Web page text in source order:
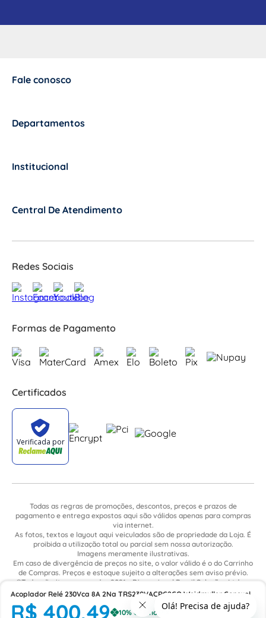
Acoplador Relé 230Vca 8A 2Na TRS230VACRC2CO Weidmuller Conexel
R$ 400,49
Fale conosco
Departamentos
Institucional
Central De Atendimento
Redes Sociais
Formas de Pagamento
Certificados
Todas as regras de promoções, descontos, preços e prazos de
pagamento e entrega expostos aqui são válidos apenas para compras
via internet.
As fotos, textos e layout aqui veiculados são de propriedade da Loja. É
proibida a utilização total ou parcial sem nossa autorização.
Imagens meramente ilustrativas.
Em caso de divergência de preços no site, o valor válido é o do Carrinho
de Compras. Preços e estoque sujeito a alterações sem aviso prévio.
©Todos direitos reservados 2021 - Dimensional Brasil Soluções Ltda. -
CNPJ: 06.913.480/0015-63 - Avenida Armando Ragonha, 190 - Bairro
Village Limeira. Pavilhão Sítio São João - Limeira - SP / CEP: 13.481-316